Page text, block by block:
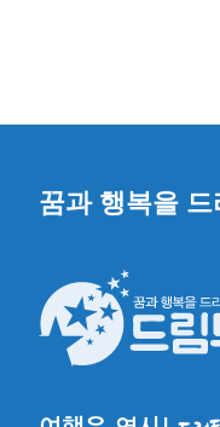
꿈과 행복을